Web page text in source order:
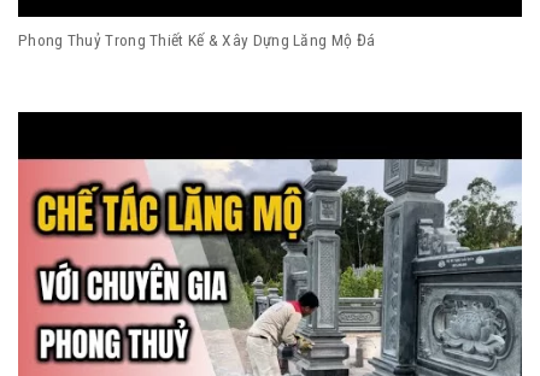
Phong Thuỷ Trong Thiết Kế & Xây Dựng Lăng Mộ Đá